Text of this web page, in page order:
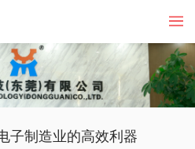
子制造业的高效利器